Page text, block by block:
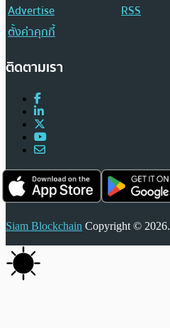
Advertise
RSS
ตั้งค่าคุกกี้
ติดตามเรา
Siam Blockchain Copyright © 2026.